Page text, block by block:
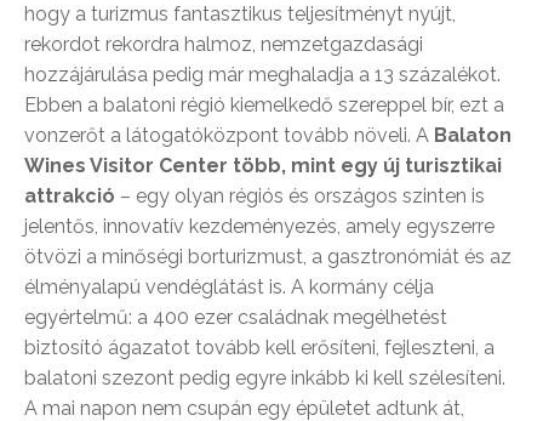
hogy a turizmus fantasztikus teljesítményt nyújt,
rekordot rekordra halmoz, nemzetgazdasági
hozzájárulása pedig már meghaladja a 13 százalékot.
Ebben a balatoni régió kiemelkedő szereppel bír, ezt a
vonzerőt a látogatóközpont tovább növeli. A Balaton
Wines Visitor Center több, mint egy új turisztikai
attrakció – egy olyan régiós és országos szinten is
jelentős, innovatív kezdeményezés, amely egyszerre
ötvözi a minőségi borturizmust, a gasztronómiát és az
élményalapú vendéglátást is. A kormány célja
egyértelmű: a 400 ezer családnak megélhetést
biztosító ágazatot tovább kell erősíteni, fejleszteni, a
balatoni szezont pedig egyre inkább ki kell szélesíteni.
A mai napon nem csupán egy épületet adtunk át,